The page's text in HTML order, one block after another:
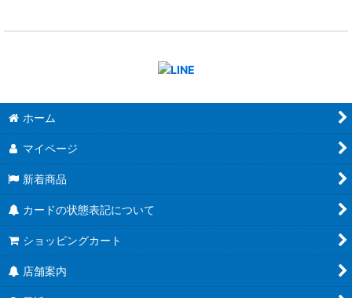
ホーム
マイページ
新着商品
カードの状態表記について
ショッピングカート
店舗案内